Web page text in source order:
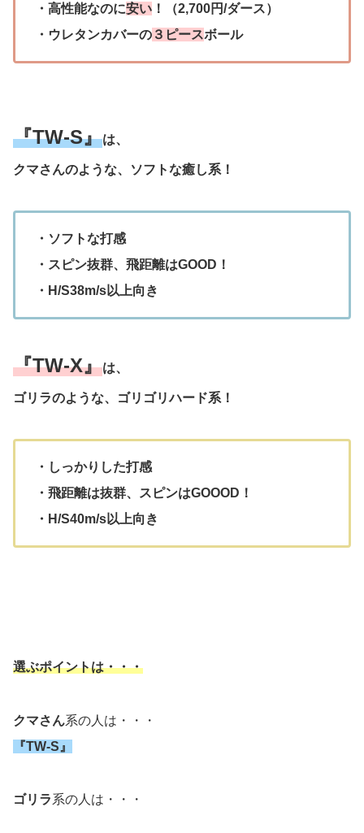
・高性能なのに安い ！（2,700円/ダース）
・ウレタンカバーの ３ピースボール
『TW-S』は、
クマさんのような、ソフトな癒し系！
・ソフトな打感
・スピン抜群、飛距離はGOOD！
・H/S38m/s以上向き
『TW-X』は、
ゴリラのような、ゴリゴリハード系！
・しっかりした打感
・飛距離は抜群、スピンはGOOOD！
・H/S40m/s以上向き
選ぶポイントは・・・
クマさん系の人は・・・
『TW-S』
ゴリラ系の人は・・・